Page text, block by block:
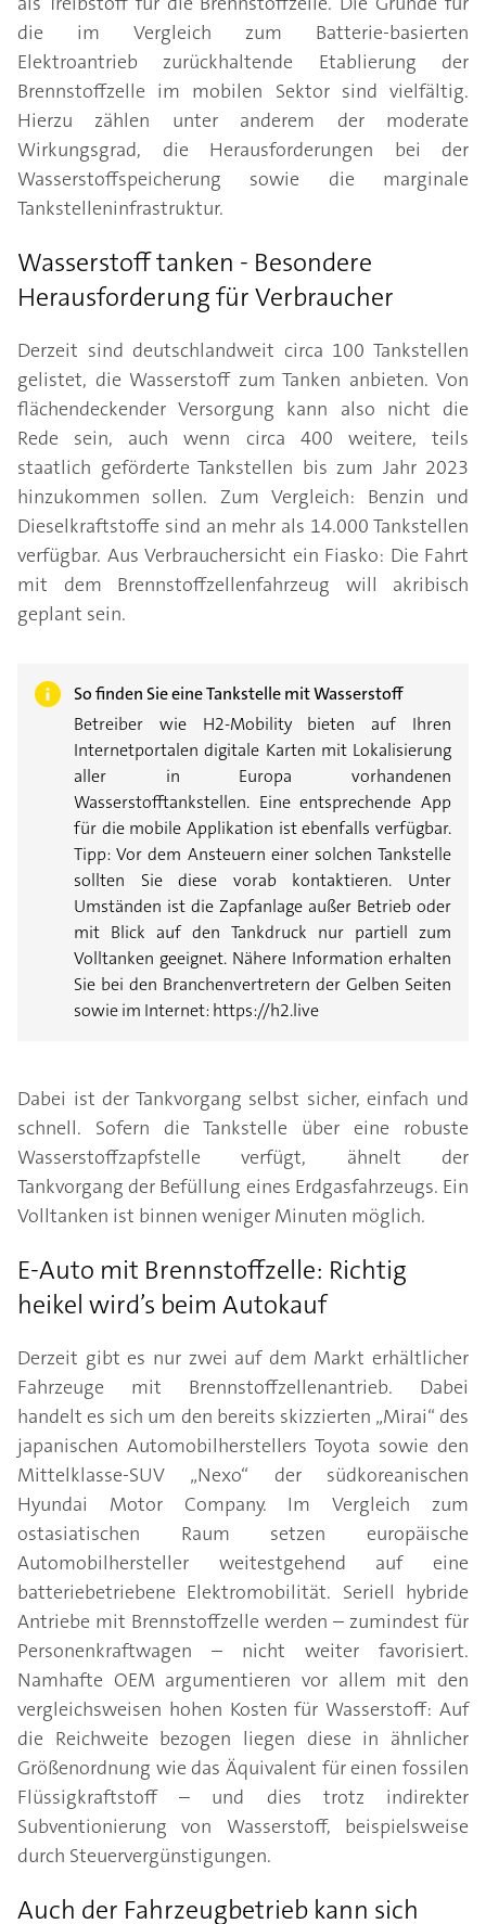
die im Vergleich zum Batterie-basierten
Elektroantrieb zurückhaltende Etablierung der
Brennstoffzelle im mobilen Sektor sind vielfältig.
Hierzu zählen unter anderem der moderate
Wirkungsgrad, die Herausforderungen bei der
Wasserstoffspeicherung sowie die marginale
Tankstelleninfrastruktur.
Wasserstoff tanken - Besondere
Herausforderung für Verbraucher
Derzeit sind deutschlandweit circa 100 Tankstellen
gelistet, die Wasserstoff zum Tanken anbieten. Von
flächendeckender Versorgung kann also nicht die
Rede sein, auch wenn circa 400 weitere, teils
staatlich geförderte Tankstellen bis zum Jahr 2023
hinzukommen sollen. Zum Vergleich: Benzin und
Dieselkraftstoffe sind an mehr als 14.000 Tankstellen
verfügbar. Aus Verbrauchersicht ein Fiasko: Die Fahrt
mit dem Brennstoffzellenfahrzeug will akribisch
geplant sein.
So finden Sie eine Tankstelle mit Wasserstoff
Betreiber wie H2-Mobility bieten auf Ihren
Internetportalen digitale Karten mit Lokalisierung
aller in Europa vorhandenen
Wasserstofftankstellen. Eine entsprechende App
für die mobile Applikation ist ebenfalls verfügbar.
Tipp: Vor dem Ansteuern einer solchen Tankstelle
sollten Sie diese vorab kontaktieren. Unter
Umständen ist die Zapfanlage außer Betrieb oder
mit Blick auf den Tankdruck nur partiell zum
Volltanken geeignet. Nähere Information erhalten
Sie bei den Branchenvertretern der Gelben Seiten
sowie im Internet: https://h2.live
Dabei ist der Tankvorgang selbst sicher, einfach und
schnell. Sofern die Tankstelle über eine robuste
Wasserstoffzapfstelle verfügt, ähnelt der
Tankvorgang der Befüllung eines Erdgasfahrzeugs. Ein
Volltanken ist binnen weniger Minuten möglich.
E-Auto mit Brennstoffzelle: Richtig
heikel wird’s beim Autokauf
Derzeit gibt es nur zwei auf dem Markt erhältlicher
Fahrzeuge mit Brennstoffzellenantrieb. Dabei
handelt es sich um den bereits skizzierten „Mirai“ des
japanischen Automobilherstellers Toyota sowie den
Mittelklasse-SUV „Nexo“ der südkoreanischen
Hyundai Motor Company. Im Vergleich zum
ostasiatischen Raum setzen europäische
Automobilhersteller weitestgehend auf eine
batteriebetriebene Elektromobilität. Seriell hybride
Antriebe mit Brennstoffzelle werden – zumindest für
Personenkraftwagen – nicht weiter favorisiert.
Namhafte OEM argumentieren vor allem mit den
vergleichsweisen hohen Kosten für Wasserstoff: Auf
die Reichweite bezogen liegen diese in ähnlicher
Größenordnung wie das Äquivalent für einen fossilen
Flüssigkraftstoff – und dies trotz indirekter
Subventionierung von Wasserstoff, beispielsweise
durch Steuervergünstigungen.
Auch der Fahrzeugbetrieb kann sich